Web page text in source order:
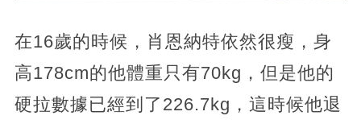
在16歲的時候，肖恩納特依然很瘦，身
高178cm的他體重只有70kg，但是他的
硬拉數據已經到了226.7kg，這時候他退